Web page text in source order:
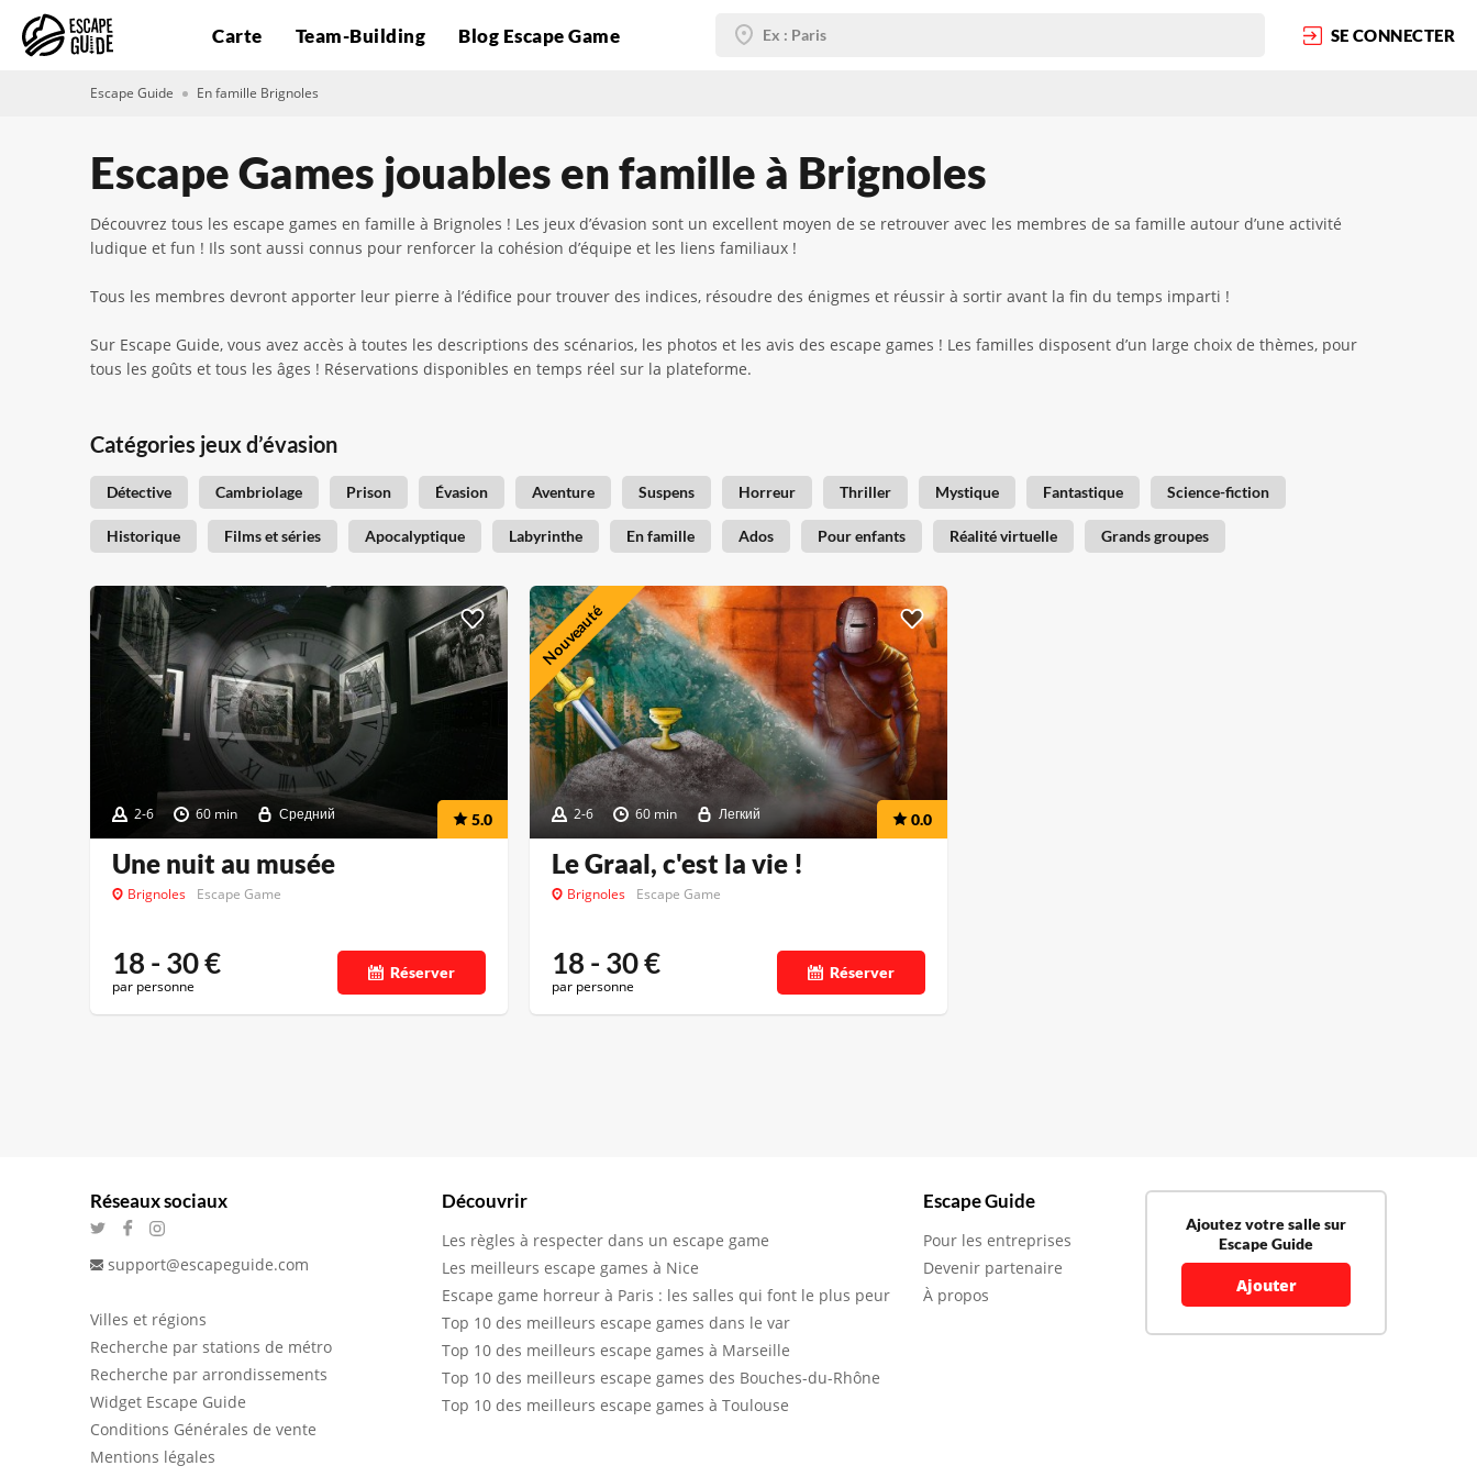
Carte Team-Building Blog Escape Game SE CONNECTER
Escape Guide En famille Brignoles
Escape Games jouables en famille à Brignoles
Découvrez tous les escape games en famille à Brignoles ! Les jeux d’évasion sont un excellent moyen de se retrouver avec les membres de sa famille autour d’une activité
ludique et fun ! Ils sont aussi connus pour renforcer la cohésion d’équipe et les liens familiaux !
Tous les membres devront apporter leur pierre à l’édifice pour trouver des indices, résoudre des énigmes et réussir à sortir avant la fin du temps imparti !
Sur Escape Guide, vous avez accès à toutes les descriptions des scénarios, les photos et les avis des escape games ! Les familles disposent d’un large choix de thèmes, pour
tous les goûts et tous les âges ! Réservations disponibles en temps réel sur la plateforme.
Catégories jeux d’évasion
Détective Cambriolage Prison Évasion Aventure Suspens Horreur Thriller Mystique Fantastique Science-fiction
Historique Films et séries Apocalyptique Labyrinthe En famille Ados Pour enfants Réalité virtuelle Grands groupes
2-6 60 min Средний 5.0
Une nuit au musée
Brignoles Escape Game
18 - 30€
par personne
Réserver
2-6 60 min Легкий 0.0
Nouveauté
Le Graal, c'est la vie !
Brignoles Escape Game
18 - 30€
par personne
Réserver
Réseaux sociaux
support@escapeguide.com
Villes et régions
Recherche par stations de métro
Recherche par arrondissements
Widget Escape Guide
Conditions Générales de vente
Mentions légales
Découvrir
Les règles à respecter dans un escape game
Les meilleurs escape games à Nice
Escape game horreur à Paris : les salles qui font le plus peur
Top 10 des meilleurs escape games dans le var
Top 10 des meilleurs escape games à Marseille
Top 10 des meilleurs escape games des Bouches-du-Rhône
Top 10 des meilleurs escape games à Toulouse
Escape Guide
Pour les entreprises
Devenir partenaire
À propos
Ajoutez votre salle sur
Escape Guide
Ajouter